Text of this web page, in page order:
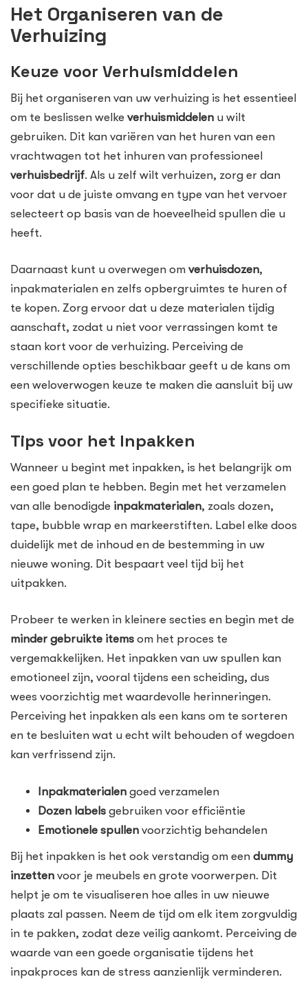
Het Organiseren van de
Verhuizing
Keuze voor Verhuismiddelen
Bij het organiseren van uw verhuizing is het essentieel
om te beslissen welke verhuismiddelen u wilt
gebruiken. Dit kan variëren van het huren van een
vrachtwagen tot het inhuren van professioneel
verhuisbedrijf. Als u zelf wilt verhuizen, zorg er dan
voor dat u de juiste omvang en type van het vervoer
selecteert op basis van de hoeveelheid spullen die u
heeft.
Daarnaast kunt u overwegen om verhuisdozen,
inpakmaterialen en zelfs opbergruimtes te huren of
te kopen. Zorg ervoor dat u deze materialen tijdig
aanschaft, zodat u niet voor verrassingen komt te
staan kort voor de verhuizing. Perceiving de
verschillende opties beschikbaar geeft u de kans om
een weloverwogen keuze te maken die aansluit bij uw
specifieke situatie.
Tips voor het Inpakken
Wanneer u begint met inpakken, is het belangrijk om
een goed plan te hebben. Begin met het verzamelen
van alle benodigde inpakmaterialen, zoals dozen,
tape, bubble wrap en markeerstiften. Label elke doos
duidelijk met de inhoud en de bestemming in uw
nieuwe woning. Dit bespaart veel tijd bij het
uitpakken.
Probeer te werken in kleinere secties en begin met de
minder gebruikte items om het proces te
vergemakkelijken. Het inpakken van uw spullen kan
emotioneel zijn, vooral tijdens een scheiding, dus
wees voorzichtig met waardevolle herinneringen.
Perceiving het inpakken als een kans om te sorteren
en te besluiten wat u echt wilt behouden of wegdoen
kan verfrissend zijn.
Inpakmaterialen goed verzamelen
Dozen labels gebruiken voor efficiëntie
Emotionele spullen voorzichtig behandelen
Bij het inpakken is het ook verstandig om een dummy
inzetten voor je meubels en grote voorwerpen. Dit
helpt je om te visualiseren hoe alles in uw nieuwe
plaats zal passen. Neem de tijd om elk item zorgvuldig
in te pakken, zodat deze veilig aankomt. Perceiving de
waarde van een goede organisatie tijdens het
inpakproces kan de stress aanzienlijk verminderen.